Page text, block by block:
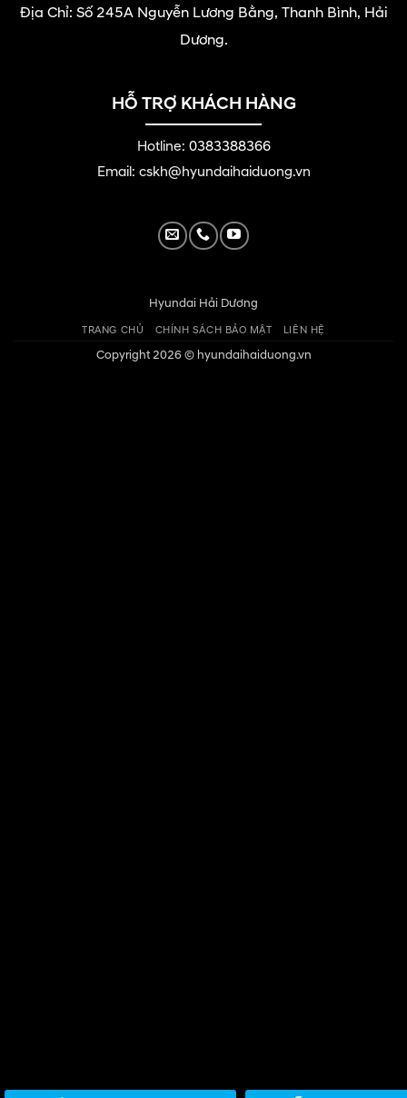
Địa Chỉ: Số 245A Nguyễn Lương Bằng, Thanh Bình, Hải
Dương.
HỖ TRỢ KHÁCH HÀNG
Hotline: 0383388366
Email: cskh@hyundaihaiduong.vn
Hyundai Hải Dương
TRANG CHỦ CHÍNH SÁCH BẢO MẬT LIÊN HỆ
Copyright 2026 © hyundaihaiduong.vn